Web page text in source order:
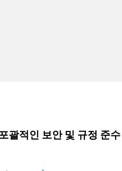
괄적인 보안 및 규정 준수